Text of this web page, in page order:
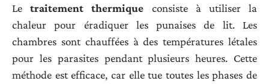
Letraitement thermique consiste à utiliser la
chaleur pour éradiquer les punaises de lit. Les
chambres sont chauffées à des températures létales
pour les parasites pendant plusieurs heures. Cette
méthode est efficace, car elle tue toutes les phases de